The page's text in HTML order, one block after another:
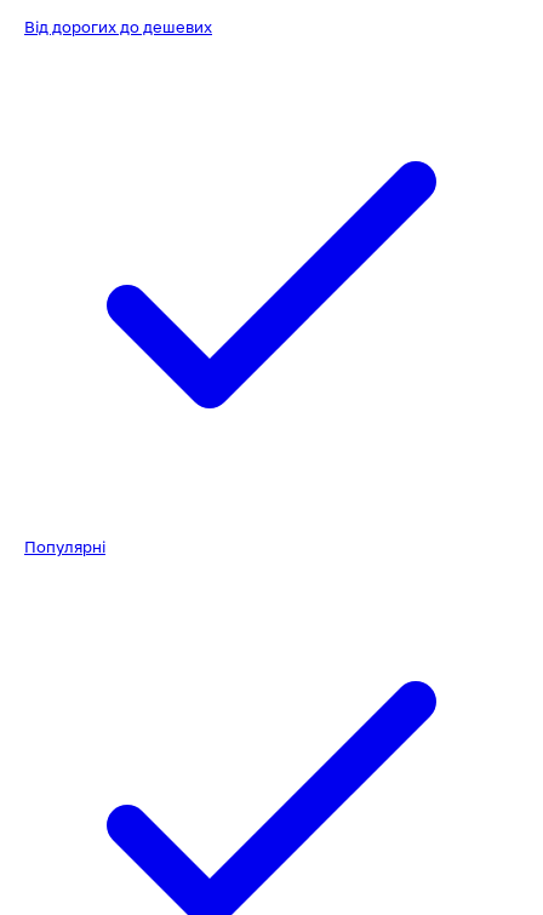
Від дорогих до дешевих
Популярні